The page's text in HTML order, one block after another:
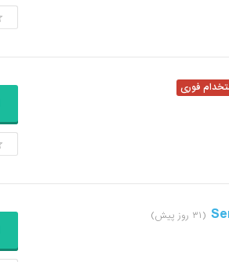
(۳۱ روز پیش)